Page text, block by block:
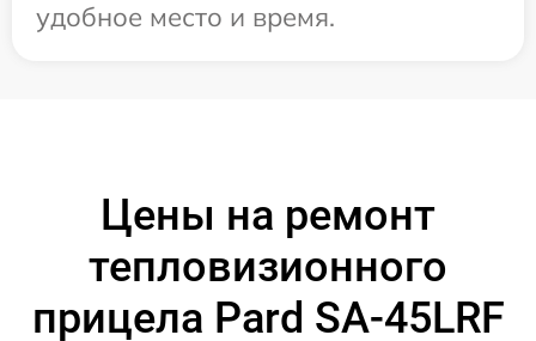
удобное место и время.
Цены на ремонт
тепловизионного
прицела Pard SA-45LRF